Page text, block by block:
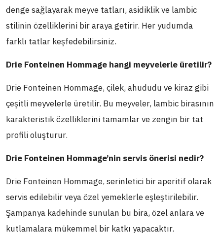
denge sağlayarak meyve tatları, asidiklik ve lambic
stilinin özelliklerini bir araya getirir. Her yudumda
farklı tatlar keşfedebilirsiniz.
Drie Fonteinen Hommage hangi meyvelerle üretilir?
Drie Fonteinen Hommage, çilek, ahududu ve kiraz gibi
çeşitli meyvelerle üretilir. Bu meyveler, lambic birasının
karakteristik özelliklerini tamamlar ve zengin bir tat
profili oluşturur.
Drie Fonteinen Hommage’nin servis önerisi nedir?
Drie Fonteinen Hommage, serinletici bir aperitif olarak
servis edilebilir veya özel yemeklerle eşleştirilebilir.
Şampanya kadehinde sunulan bu bira, özel anlara ve
kutlamalara mükemmel bir katkı yapacaktır.